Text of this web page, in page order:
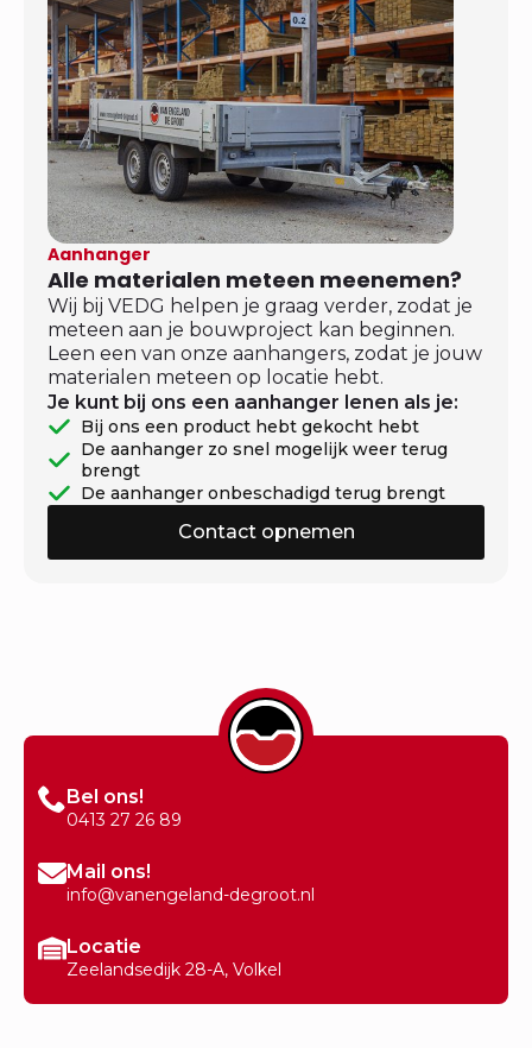
Aanhanger
Alle materialen meteen meenemen?
Wij bij VEDG helpen je graag verder, zodat je
meteen aan je bouwproject kan beginnen.
Leen een van onze aanhangers, zodat je jouw
materialen meteen op locatie hebt.
Je kunt bij ons een aanhanger lenen als je:
Bij ons een product hebt gekocht hebt
De aanhanger zo snel mogelijk weer terug
brengt
De aanhanger onbeschadigd terug brengt
Contact opnemen
Bel ons!
0413 27 26 89
Mail ons!
info@vanengeland-degroot.nl
Locatie
Zeelandsedijk 28-A, Volkel